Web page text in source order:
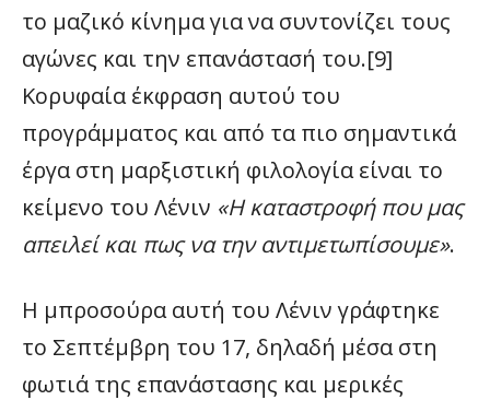
το μαζικό κίνημα για να συντονίζει τους
αγώνες και την επανάστασή του.[9]
Κορυφαία έκφραση αυτού του
προγράμματος και από τα πιο σημαντικά
έργα στη μαρξιστική φιλολογία είναι το
κείμενο του Λένιν «Η καταστροφή που μας
απειλεί και πως να την αντιμετωπίσουμε».
Η μπροσούρα αυτή του Λένιν γράφτηκε
το Σεπτέμβρη του 17, δηλαδή μέσα στη
φωτιά της επανάστασης και μερικές